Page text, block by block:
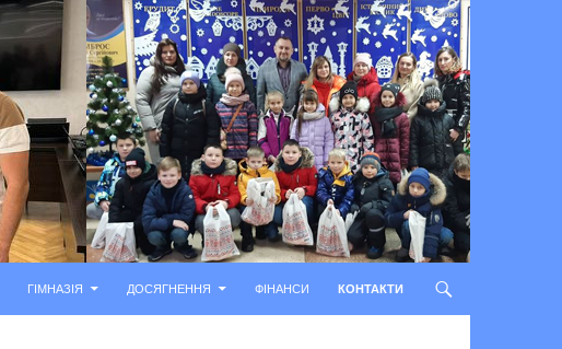
ГІМНАЗІЯ ДОСЯГНЕННЯ ФІНАНСИ КОНТАКТИ